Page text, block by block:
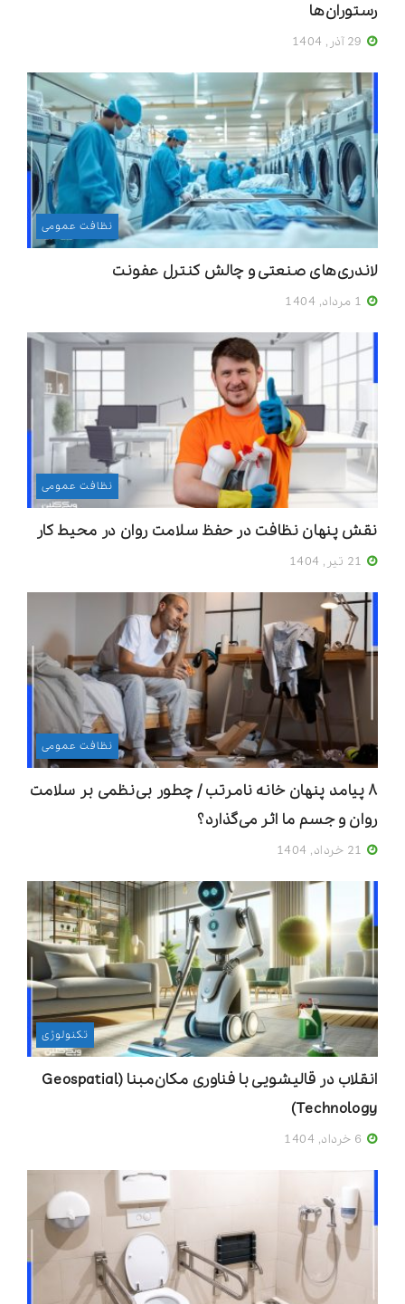
رستوران‌ها
نظافت عمومی
لاندری‌های صنعتی و چالش کنترل عفونت
نظافت عمومی
نقش پنهان نظافت در حفظ سلامت روان در محیط کار
نظافت عمومی
۸ پیامد پنهان خانه‌ نامرتب / چطور بی‌نظمی‌ بر سلامت
روان و جسم ما اثر می‌گذارد؟
تکنولوژی
انقلاب در قالیشویی با فناوری مکان‌مبنا (Geospatial
Technology)